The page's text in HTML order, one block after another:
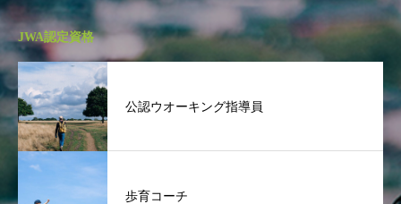
JWA認定資格
公認ウオーキング指導員
歩育コーチ